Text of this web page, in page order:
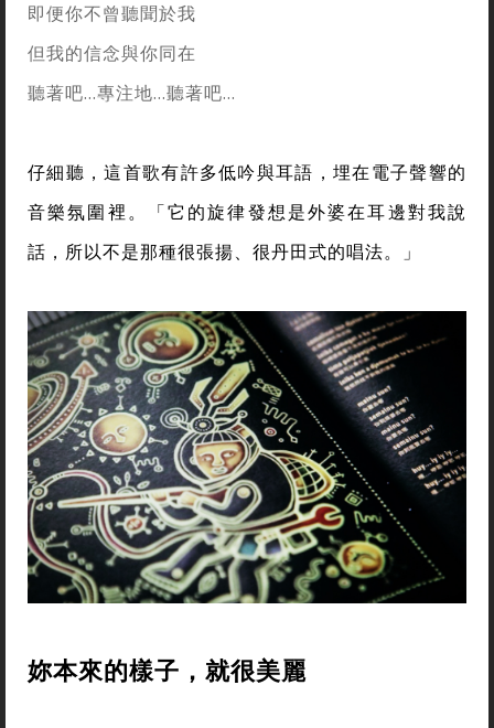
即便你不曾聽聞於我
但我的信念與你同在
聽著吧…專注地…聽著吧…
仔細聽，這首歌有許多低吟與耳語，埋在電子聲響的
音樂氛圍裡。「它的旋律發想是外婆在耳邊對我說
話，所以不是那種很張揚、很丹田式的唱法。」
妳本來的樣子，就很美麗